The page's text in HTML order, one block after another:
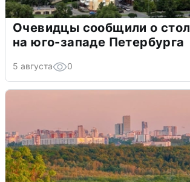
Очевидцы сообщили о
на юго-западе Петербурга
5 августа 0